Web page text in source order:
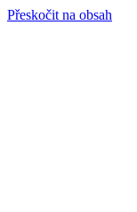
Přeskočit na obsah